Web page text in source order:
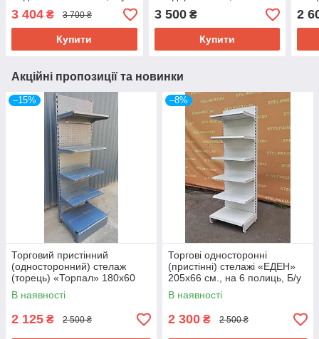
3 404 ₴ 3 700 ₴
Купити
см., подіум + 4 корзини, Б/
у
3 500₴
Купити
см.,
2
Акційні пропозиції та новинки
–15%
Торговий пристінний
(односторонний) стелаж
(торець) «Торпал» 180х60
см., RAL-7024, Б/у
В наявності
2 125 ₴ 2 500 ₴
–8%
Торгові односторонні
(пристінні) стелажі «ЕДЕН»
205х66 см., на 6 полиць, Б/у
В наявності
2 300 ₴ 2 500 ₴